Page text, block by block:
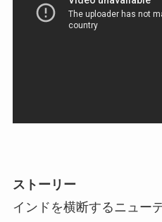
ストーリー
インドを横断するニュー